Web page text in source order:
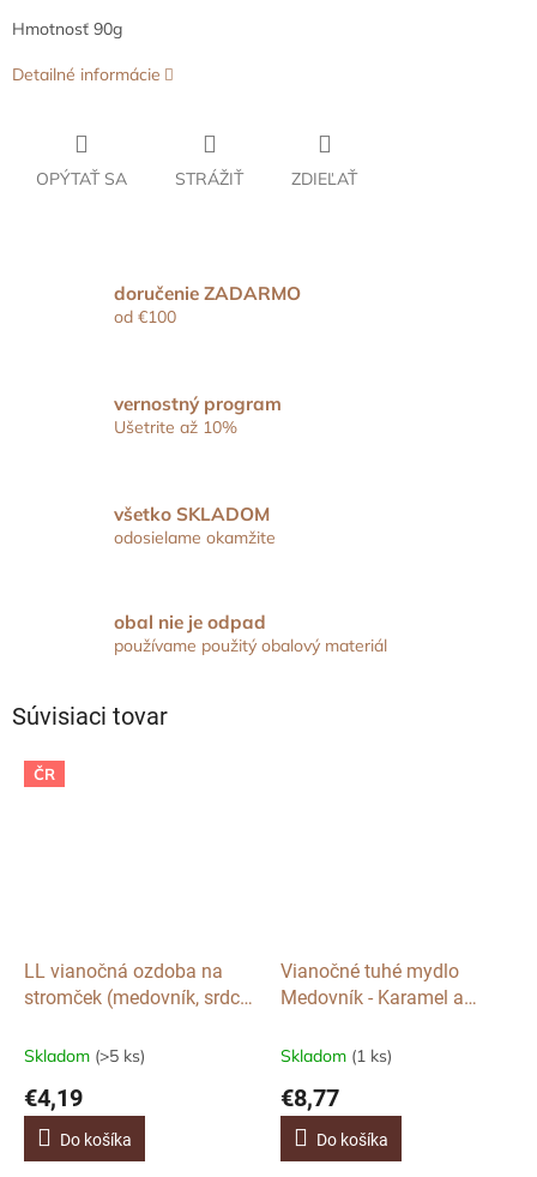
Hmotnosť 90g
Detailné informácie
OPÝTAŤ SA STRÁŽIŤ ZDIEĽAŤ
doručenie ZADARMO
od €100
vernostný program
Ušetrite až 10%
všetko SKLADOM
odosielame okamžite
obal nie je odpad
používame použitý obalový materiál
Súvisiaci tovar
ČR
LL vianočná ozdoba na
stromček (medovník, srdce,
Skladom (>5 ks)
€4,19
Do košíka
Vianočné tuhé mydlo
Medovník - Karamel a
Skladom (1 ks)
€8,77
Do košíka